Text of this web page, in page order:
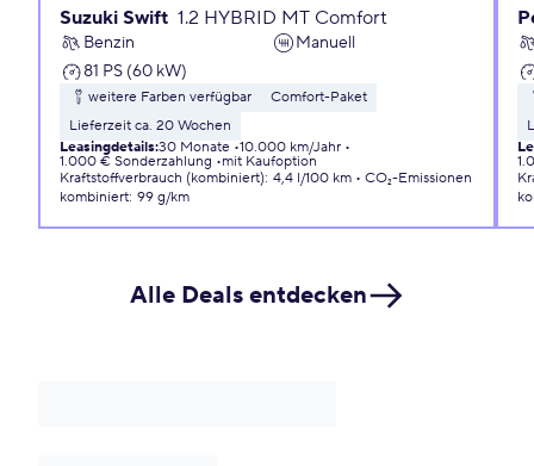
Suzuki Swift 1.2 HYBRID MT Comfort
Benzin
Manuell
81 PS (60 kW)
weitere Farben verfügbar
Comfort-Paket
Lieferzeit ca. 20 Wochen
Leasingdetails:30 Monate 10.000 km/Jahr
1.000 € Sonderzahlung
mit Kaufoption
Kraftstoffverbrauch (kombiniert): 4,4 l/100 km
CO₂-Emissionen
kombiniert: 99 g/km
Alle Deals entdecken